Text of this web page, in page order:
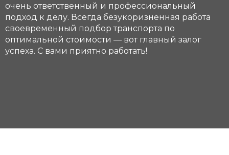
очень ответственный и профессиональный
подход к делу. Всегда безукоризненная работа
своевременный подбор транспорта по
оптимальной стоимости — вот главный залог
успеха. С вами приятно работать!